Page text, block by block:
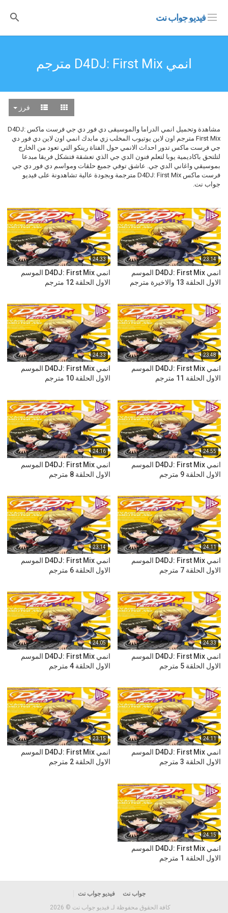
فيديو جواب نت
انمي D4DJ: First Mix مترجم
فرز
مشاهدة وتحميل انمي الدراما والموسيقى دي فور دي جي فرست ماكس D4DJ:
First Mix مترجم اون لاين يوتيوب المخلب زي مابدك انمي اون لاين دي فور دي
جي فرست ماكس تدور احداث الانمي حول الفتاة رينكو التي تعود من الخارج
لتلتحق باكاديمية يوبا لتعلم فنون الدي جي الذي تعشقة فتشكل فريقا مبدعا
بموسيقي واغاني الدي جي. عاشق توفي جميع حلقات ومواسم دي فور دي جي
فرست ماكس D4DJ: First Mix مترجمة وبجودة عالية تشاهدونة على فيديو
جواب نت.
23:14
انمي D4DJ: First Mix الموسم
الاول الحلقة 13 والاخيرة مترجم
24:33
انمي D4DJ: First Mix الموسم
الاول الحلقة 12 مترجم
23:48
انمي D4DJ: First Mix الموسم
الاول الحلقة 11 مترجم
24:33
انمي D4DJ: First Mix الموسم
الاول الحلقة 10 مترجم
24:55
انمي D4DJ: First Mix الموسم
الاول الحلقة 9 مترجم
24:16
انمي D4DJ: First Mix الموسم
الاول الحلقة 8 مترجم
24:11
انمي D4DJ: First Mix الموسم
الاول الحلقة 7 مترجم
23:14
انمي D4DJ: First Mix الموسم
الاول الحلقة 6 مترجم
24:33
انمي D4DJ: First Mix الموسم
الاول الحلقة 5 مترجم
24:05
انمي D4DJ: First Mix الموسم
الاول الحلقة 4 مترجم
24:11
انمي D4DJ: First Mix الموسم
الاول الحلقة 3 مترجم
23:15
انمي D4DJ: First Mix الموسم
الاول الحلقة 2 مترجم
24:15
انمي D4DJ: First Mix الموسم
الاول الحلقة 1 مترجم
جواب نت
فيديو جواب نت
كافة الحقوق محفوظة لـ فيديو جواب نت © 2026